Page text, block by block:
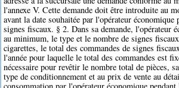
l'annexe V. Cette demande doit être introduite au
avant la date souhaitée par l'opérateur
signes fiscaux. § 2. Dans sa demande, l'opérateur
au minimum, le type et le nombre de signes
cigarettes, le total des commandes de signes
l'année pour laquelle le total des commandes est
nécessaire pour revêtir le nombre total de pièces,
type de conditionnement et au prix de vente au